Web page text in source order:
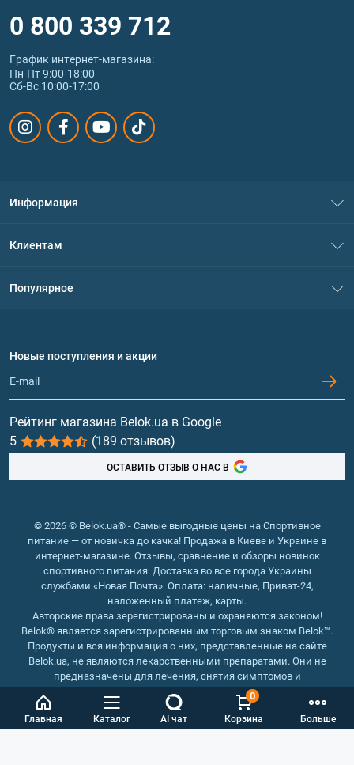
Главная Каталог AI чат Корзина
0
Больше
0 800 339 712
График интернет‑магазина:
Пн-Пт 9:00-18:00
Сб-Вс 10:00-17:00
Информация
Политика конфиденциальности
Обмен и возврат
Клиентам
Популярное
Протеин
Гейнеры
Витамины и минералы
Рыбий жир, жирные кислоты
Новые поступления и акции
Рейтинг магазина Belok.ua в Google
5
(189 отзывов)
ОСТАВИТЬ ОТЗЫВ О НАС В
© 2026 © Belok.ua® - Самые выгодные цены на Спортивное
питание — от новичка до качка! Продажа в Киеве и Украине в
интернет-магазине. Отзывы, сравнение и обзоры новинок
спортивного питания. Доставка во все города Украины
службами «Новая Почта». Оплата: наличные, Приват-24,
наложенный платеж, карты.
Авторские права зерегистрированы и охраняются законом!
Belok® является зарегистрированным торговым знаком Belok™.
Продукты и вся информация о них, представленные на сайте
Belok.ua, не являются лекарственными препаратами. Они не
предназначены для лечения, снятия симптомов и
предотвращения болезней.
Интернет магазин Belok.ua
››Интернет магазин спортивного
питания